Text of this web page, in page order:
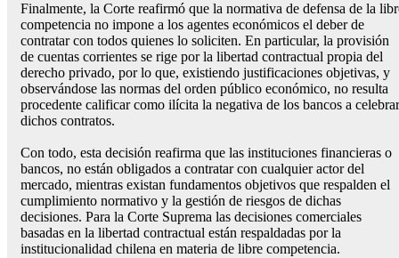
Finalmente, la Corte reafirmó que la normativa de defensa de la
competencia no impone a los agentes económicos el deber de
contratar con todos quienes lo soliciten. En particular, la provisión
de cuentas corrientes se rige por la libertad contractual propia del
derecho privado, por lo que, existiendo justificaciones objetivas, y
observándose las normas del orden público económico, no resulta
procedente calificar como ilícita la negativa de los bancos a celebrar
dichos contratos.
Con todo, esta decisión reafirma que las instituciones financieras o
bancos, no están obligados a contratar con cualquier actor del
mercado, mientras existan fundamentos objetivos que respalden el
cumplimiento normativo y la gestión de riesgos de dichas
decisiones. Para la Corte Suprema las decisiones comerciales
basadas en la libertad contractual están respaldadas por la
institucionalidad chilena en materia de libre competencia.